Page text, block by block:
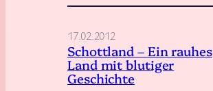
i
e
17.02.2012
Schottland – Ein rauhes
Land mit blutiger
Geschichte